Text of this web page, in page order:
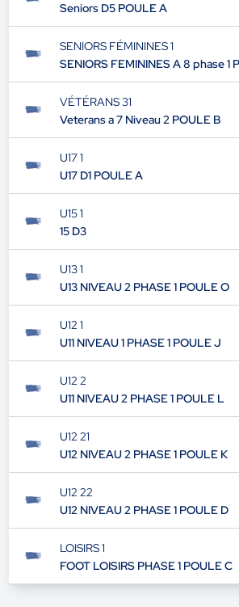
Seniors D5 POULE A
SENIORS FÉMININES 1
SENIORS FEMININES A 8 phase 1
VÉTÉRANS 31
Veterans a 7 Niveau 2 POULE B
U17 1
U17 D1 POULE A
U15 1
15 D3
U13 1
U13 NIVEAU 2 PHASE 1 POULE O
U12 1
U11 NIVEAU 1 PHASE 1 POULE J
U12 2
U11 NIVEAU 2 PHASE 1 POULE L
U12 21
U12 NIVEAU 2 PHASE 1 POULE K
U12 22
U12 NIVEAU 2 PHASE 1 POULE D
LOISIRS 1
FOOT LOISIRS PHASE 1 POULE C